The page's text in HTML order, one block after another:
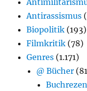
Antirassismus
Biopolitik (193)
Filmkritik (78)
Genres (1.171)
@ Bücher